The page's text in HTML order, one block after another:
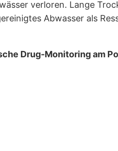
verloren. Lange
Abwasser als
Drug-Monitoring am